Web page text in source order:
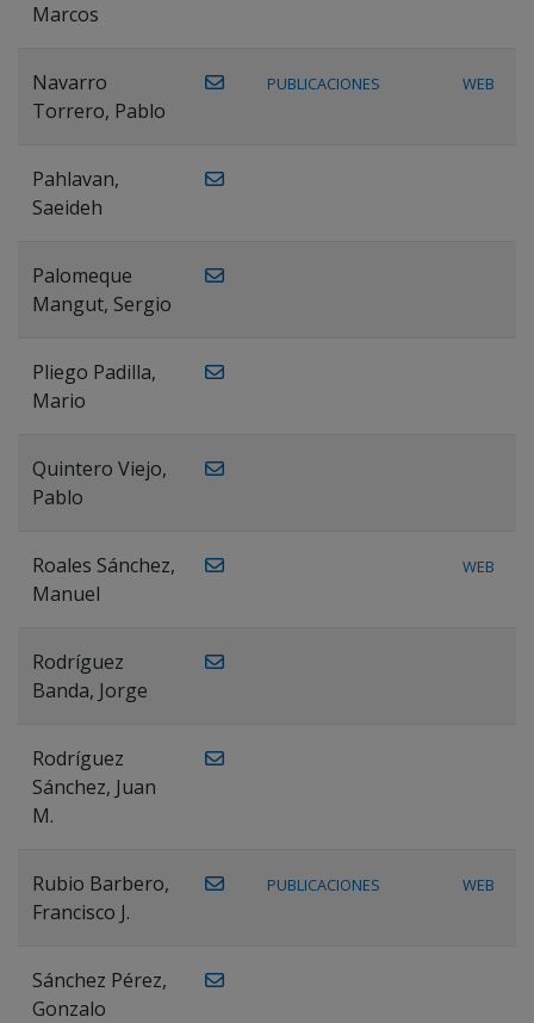
Marcos
Navarro
Torrero, Pablo
PUBLICACIONES WEB
Pahlavan,
Saeideh
Palomeque
Mangut, Sergio
Pliego Padilla,
Mario
Quintero Viejo,
Pablo
Roales Sánchez,
Manuel
WEB
Rodríguez
Banda, Jorge
Rodríguez
Sánchez, Juan
M.
Rubio Barbero,
Francisco J.
PUBLICACIONES WEB
Sánchez Pérez,
Gonzalo